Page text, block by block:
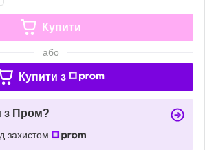
Купити
або
Купити з
з Пром?
захистом